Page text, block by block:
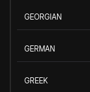
GEORGIAN
GERMAN
GREEK